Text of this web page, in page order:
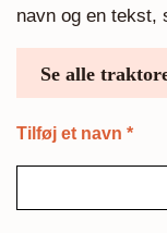
navn og en tekst,
Se alle
Tilføj et navn *